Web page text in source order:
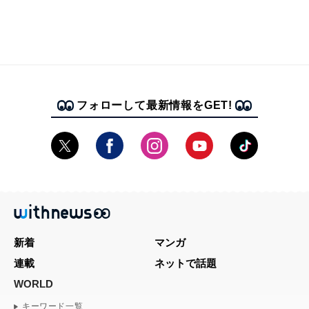
フォローして最新情報をGET!
新着
マンガ
連載
ネットで話題
WORLD
キーワード一覧